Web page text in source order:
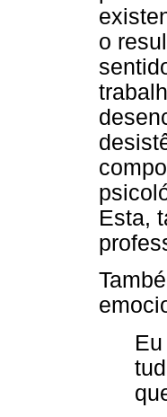
o
Esta,